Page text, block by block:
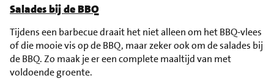
Salades bij de BBQ
Tijdens een barbecue draait het niet alleen om het BBQ-vlees
of die mooie vis op de BBQ, maar zeker ook om de salades bij
de BBQ. Zo maak je er een complete maaltijd van met
voldoende groente.